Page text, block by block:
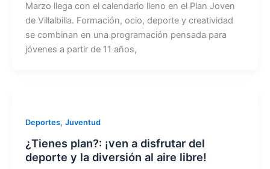
Marzo llega con el calendario lleno en el Plan Joven
de Villalbilla. Formación, ocio, deporte y creatividad
se combinan en una programación pensada para
jóvenes a partir de 11 años,
Deportes, Juventud
¿Tienes plan?: ¡ven a disfrutar del
deporte y la diversión al aire libre!